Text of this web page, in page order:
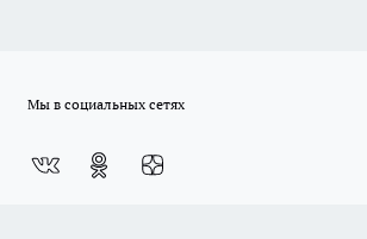
Мы в социальных сетях